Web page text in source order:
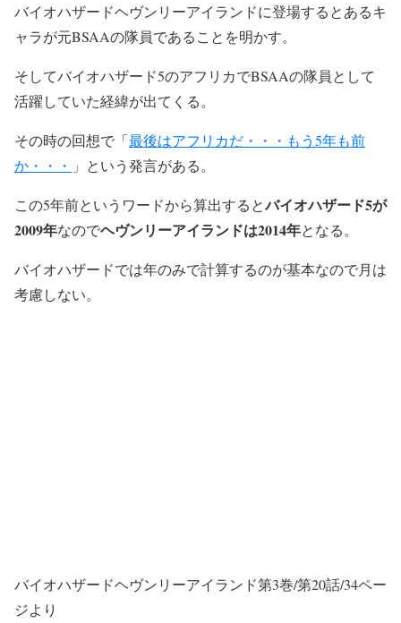
バイオハザードヘヴンリーアイランドに登場するとあるキ
ャラが元BSAAの隊員であることを明かす。
そしてバイオハザード5のアフリカでBSAAの隊員として
活躍していた経緯が出てくる。
その時の回想で「最後はアフリカだ・・・もう5年も前
か・・・ 」という発言がある。
この5年前というワードから算出するとバイオハザード5が
2009年なのでヘヴンリーアイランドは2014年となる。
バイオハザードでは年のみで計算するのが基本なので月は
考慮しない。
バイオハザードヘヴンリーアイランド第3巻/第20話/34ペー
ジより